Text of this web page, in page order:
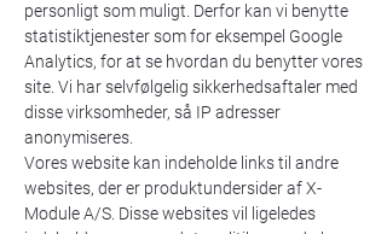
personligt som muligt. Derfor kan vi benytte
statistiktjenester som for eksempel Google
Analytics, for at se hvordan du benytter vores
site. Vi har selvfølgelig sikkerhedsaftaler med
disse virksomheder, så IP adresser
anonymiseres.
Vores website kan indeholde links til andre
websites, der er produktundersider af X-
Module A/S. Disse websites vil ligeledes